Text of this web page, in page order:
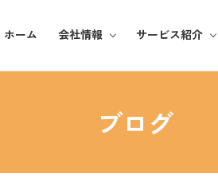
ホーム 会社情報
企業概要
サービス紹介
アパレル
雑貨・日用品
ブログ